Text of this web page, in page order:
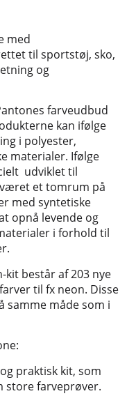
med
til sportstøj, sko,
og
farveudbud
kan ifølge
i polyester,
materialer. Ifølge
udviklet til
et tomrum på
med syntetiske
opnå levende og
i forhold til
kit består af 203 nye
til fx neon. Disse
samme måde som i
praktisk kit, som
store farveprøver.